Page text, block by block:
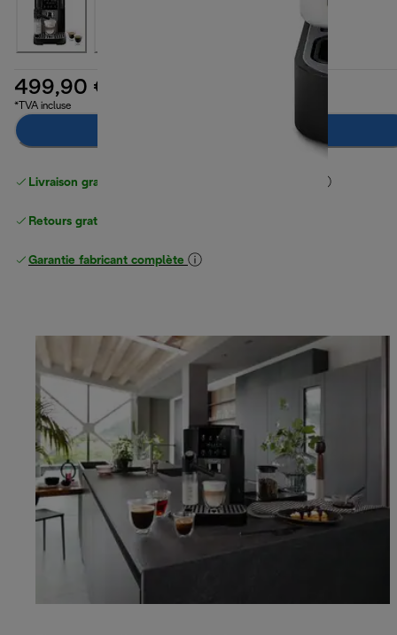
499,90 €
*TVA incluse
Livraison gratuite standard
Retours gratuits
Garantie fabricant complète